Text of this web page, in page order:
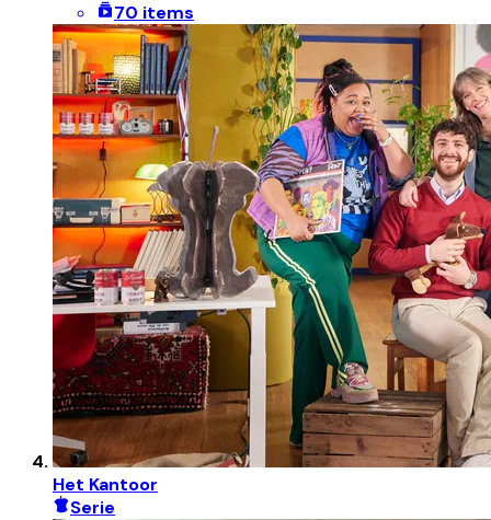
70 items
Het Kantoor
Serie